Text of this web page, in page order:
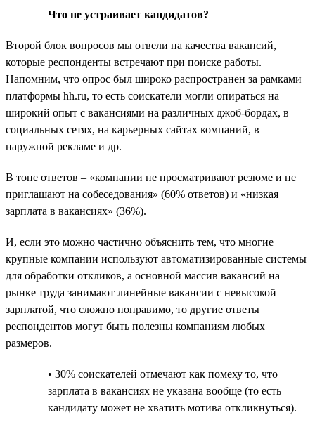
Что не устраивает кандидатов?
Второй блок вопросов мы отвели на качества вакансий,
которые респонденты встречают при поиске работы.
Напомним, что опрос был широко распространен за рамками
платформы hh.ru, то есть соискатели могли опираться на
широкий опыт с вакансиями на различных джоб-бордах, в
социальных сетях, на карьерных сайтах компаний, в
наружной рекламе и др.
В топе ответов – «компании не просматривают резюме и не
приглашают на собеседования» (60% ответов) и «низкая
зарплата в вакансиях» (36%).
И, если это можно частично объяснить тем, что многие
крупные компании используют автоматизированные системы
для обработки откликов, а основной массив вакансий на
рынке труда занимают линейные вакансии с невысокой
зарплатой, что сложно поправимо, то другие ответы
респондентов могут быть полезны компаниям любых
размеров.
• 30% соискателей отмечают как помеху то, что
зарплата в вакансиях не указана вообще (то есть
кандидату может не хватить мотива откликнуться).